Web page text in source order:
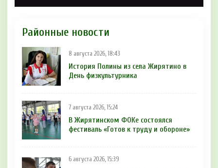
Районные новости
8 августа 2026, 18:43
История Полины из села Жирятино в
День физкультурника
7 августа 2026, 15:24
В Жирятинском ФОКе состоялся
фестиваль «Готов к труду и обороне»
6 августа 2026, 15:39